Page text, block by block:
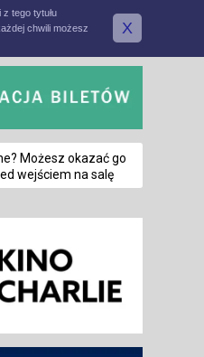
tego tytułu
chwili możesz
X
Możesz okazać go
wejściem na salę